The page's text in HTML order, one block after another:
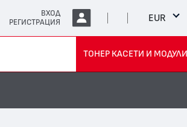
ВХОД
РЕГИСТРАЦИЯ
EUR
ТОНЕР КАСЕТИ И МОДУЛИ